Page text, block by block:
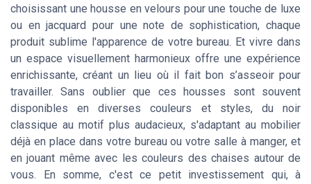
choisissant une housse en velours pour une touche de luxe
ou en jacquard pour une note de sophistication, chaque
produit sublime l'apparence de votre bureau. Et vivre dans
un espace visuellement harmonieux offre une expérience
enrichissante, créant un lieu où il fait bon s’asseoir pour
travailler. Sans oublier que ces housses sont souvent
disponibles en diverses couleurs et styles, du noir
classique au motif plus audacieux, s'adaptant au mobilier
déjà en place dans votre bureau ou votre salle à manger, et
en jouant même avec les couleurs des chaises autour de
vous. En somme, c'est ce petit investissement qui, à